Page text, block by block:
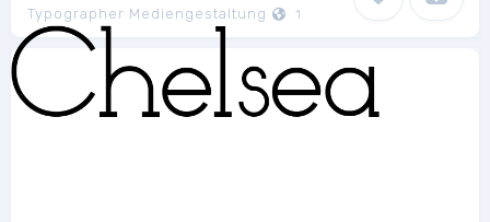
Typographer Mediengestaltung 1